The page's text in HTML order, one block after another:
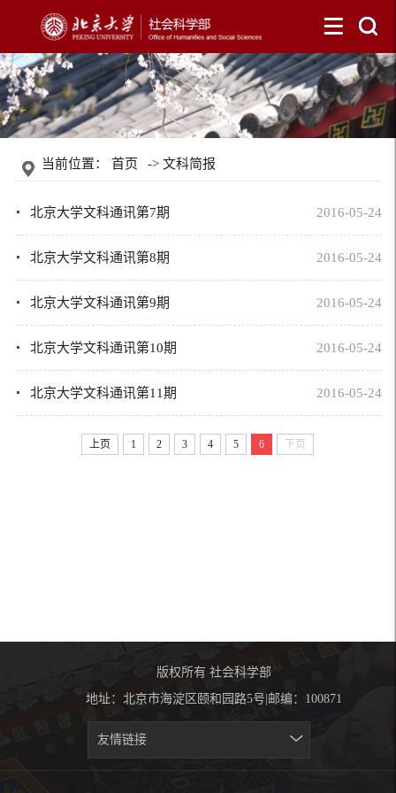
当前位置：首页 ->文科简报
2016-05-24
北京大学文科通讯第7期
2016-05-24
北京大学文科通讯第8期
2016-05-24
北京大学文科通讯第9期
2016-05-24
北京大学文科通讯第10期
2016-05-24
北京大学文科通讯第11期
上页 1 2 3 4 5 6 下页
版权所有 社会科学部
地址：北京市海淀区颐和园路5号|邮编：100871
友情链接